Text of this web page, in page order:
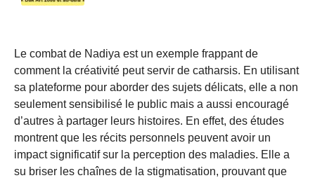
Le combat de Nadiya est un exemple frappant de
comment la créativité peut servir de catharsis. En utilisant
sa plateforme pour aborder des sujets délicats, elle a non
seulement sensibilisé le public mais a aussi encouragé
d’autres à partager leurs histoires. En effet, des études
montrent que les récits personnels peuvent avoir un
impact significatif sur la perception des maladies. Elle a
su briser les chaînes de la stigmatisation, prouvant que